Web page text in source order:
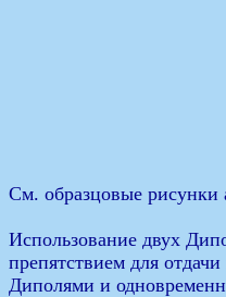
См. образцовые
Использование двух
препятствием для
Диполями и